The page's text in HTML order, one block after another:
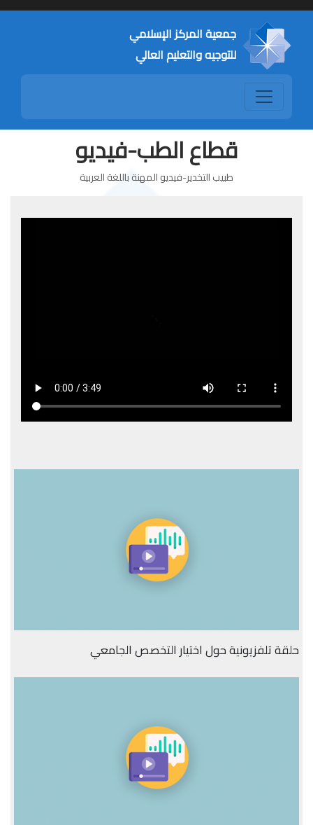
جمعية المركز الإسلامي
للتوجيه والتعليم العالي
قطاع الطب-فيديو
طبيب التخدير-فيديو المهنة باللغة العربية
حلقة تلفزيونية حول اختيار التخصص الجامعي